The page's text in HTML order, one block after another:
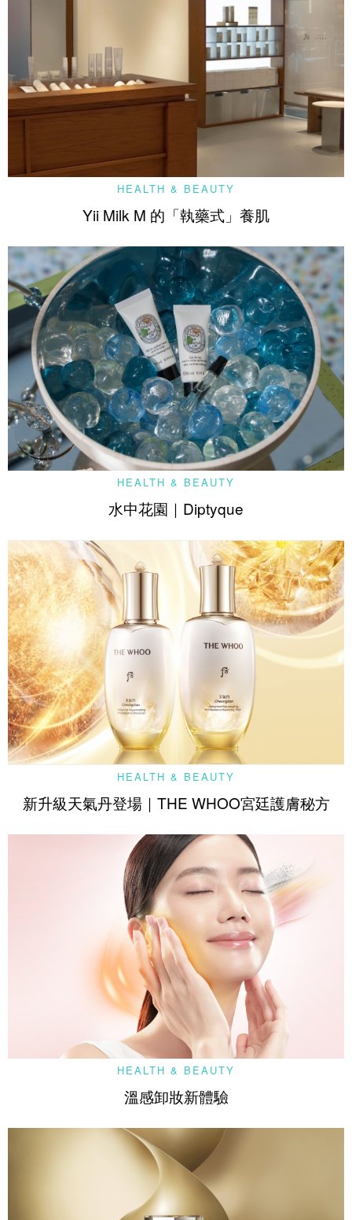
HEALTH & BEAUTY
Yii Milk M 的「執藥式」養肌
HEALTH & BEAUTY
水中花園｜Diptyque
HEALTH & BEAUTY
新升級天氣丹登場｜THE WHOO宮廷護膚秘方
HEALTH & BEAUTY
溫感卸妝新體驗